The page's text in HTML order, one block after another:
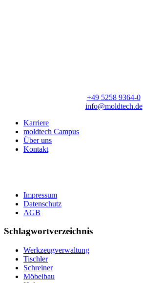
+49 5258 9364-0
info@moldtech.de
Karriere
moldtech Campus
Über uns
Kontakt
Impressum
Datenschutz
AGB
Schlagwortverzeichnis
Werkzeugverwaltung
Tischler
Schreiner
Möbelbau